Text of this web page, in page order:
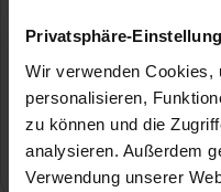
Privatsphäre-
Wir verwenden Cookies,
personalisieren,
zu können und die
analysieren. Außerdem
Verwendung unserer